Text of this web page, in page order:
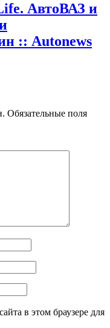
АвтоВАЗ и
:: Autonews
Обязательные поля
в этом браузере для